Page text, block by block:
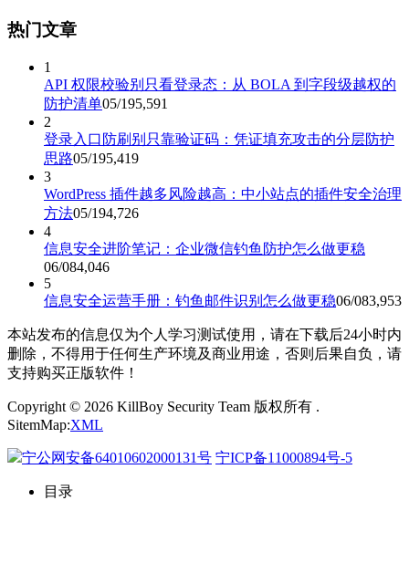
页
热门文章
1
API 权限校验别只看登录态：从 BOLA 到字段级越权的
防护清单05/195,591
2
登录入口防刷别只靠验证码：凭证填充攻击的分层防护
思路05/195,419
3
WordPress 插件越多风险越高：中小站点的插件安全治理
方法05/194,726
4
信息安全进阶笔记：企业微信钓鱼防护怎么做更稳
06/084,046
5
信息安全运营手册：钓鱼邮件识别怎么做更稳06/083,953
本站发布的信息仅为个人学习测试使用，请在下载后24小时内
删除，不得用于任何生产环境及商业用途，否则后果自负，请
支持购买正版软件！
Copyright © 2026 KillBoy Security Team 版权所有 .
SitemMap:XML
宁公网安备64010602000131号 宁ICP备11000894号-5
目录